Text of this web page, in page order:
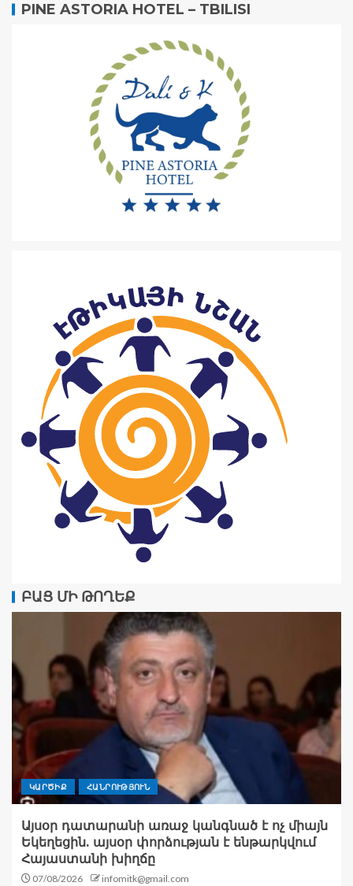
PINE ASTORIA HOTEL – TBILISI
ԲԱՑ ՄԻ ԹՈՂԵՔ
ԿԱՐԾԻՔ ՀԱՆՐՈՒԹՅՈՒՆ
Այսօր դատարանի առաջ կանգնած է ոչ միայն
Եկեղեցին. այսօր փորձության է ենթարկվում
Հայաստանի խիղճը
07/08/2026 infomitk@gmail.com